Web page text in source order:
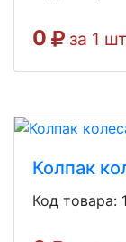
0 за 1
Колпак
Код товара: